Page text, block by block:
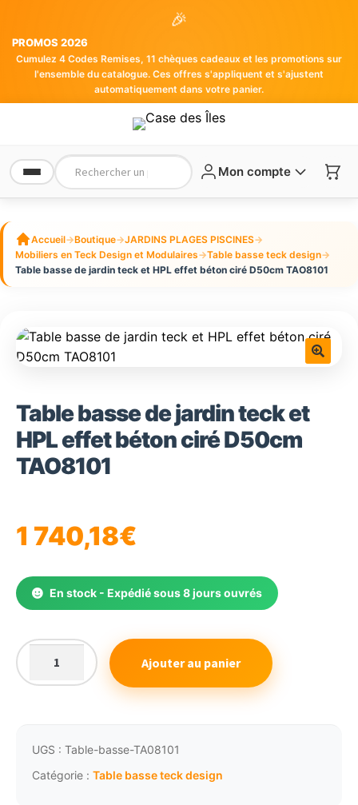
🎉
PROMOS 2026
Cumulez 4 Codes Remises, 11 chèques cadeaux et les promotions sur
l'ensemble du catalogue. Ces offres s'appliquent et s'ajustent
automatiquement dans votre panier.
Mon compte
Accueil→Boutique→JARDINS PLAGES PISCINES→
Mobiliers en Teck Design et Modulaires→Table basse teck design→
Table basse de jardin teck et HPL effet béton ciré D50cm TAO8101
Table basse de jardin teck et
HPL effet béton ciré D50cm
TAO8101
1 740,18€
En stock - Expédié sous 8 jours ouvrés
quantité
de
de
jardin
Ajouter au panier
UGS : Table-basse-TA08101
Catégorie : Table basse teck design